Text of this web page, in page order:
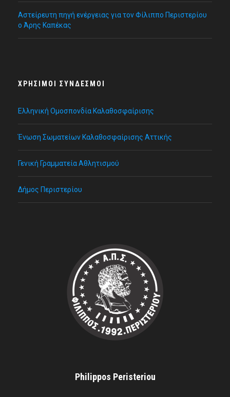
Αστείρευτη πηγή ενέργειας για τον Φίλιππο Περιστερίου
ο Άρης Καπέκας
ΧΡΉΣΙΜΟΙ ΣΎΝΔΕΣΜΟΙ
Ελληνική Ομοσπονδία Καλαθοσφαίρισης
Ένωση Σωματείων Καλαθοσφαίρισης Αττικής
Γενική Γραμματεία Αθλητισμού
Δήμος Περιστερίου
Philippos Peristeriou